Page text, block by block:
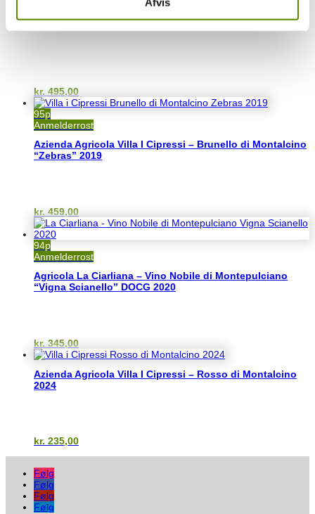
Agricola Palazzo – Brunello di Montalcino Riserva 2018
kr. 495,00
95p
Anmelderrost
Azienda Agricola Villa I Cipressi – Brunello di Montalcino
“Zebras” 2019
kr. 459,00
94p
Anmelderrost
Agricola La Ciarliana – Vino Nobile di Montepulciano
“Vigna Scianello” DOCG 2020
kr. 345,00
Azienda Agricola Villa I Cipressi – Rosso di Montalcino
2024
kr. 235,00
Følg
Følg
Følg
Følg